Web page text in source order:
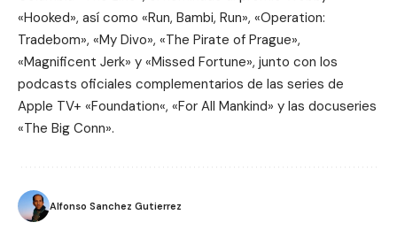
«Hooked», así como «Run, Bambi, Run», «Operation:
Tradebom», «My Divo», «The Pirate of Prague»,
«Magnificent Jerk» y «Missed Fortune», junto con los
podcasts oficiales complementarios de las series de
Apple TV+ «Foundation«, «For All Mankind» y las docuseries
«The Big Conn».
Alfonso Sanchez Gutierrez